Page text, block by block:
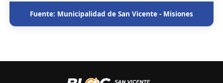
Fuente: Municipalidad de San Vicente - Misiones